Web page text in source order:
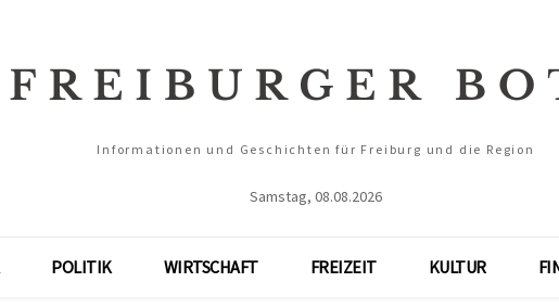
Informationen und Geschichten für Freiburg und die Region
Samstag, 08.08.2026
POLITIK WIRTSCHAFT FREIZEIT KULTUR